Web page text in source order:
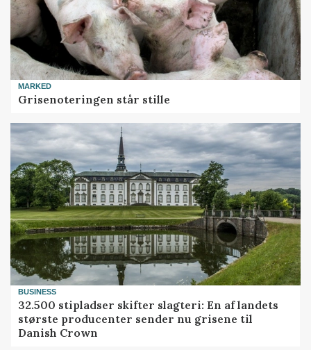
MARKED
Grisenoteringen står stille
BUSINESS
32.500 stipladser skifter slagteri: En af landets
største producenter sender nu grisene til
Danish Crown